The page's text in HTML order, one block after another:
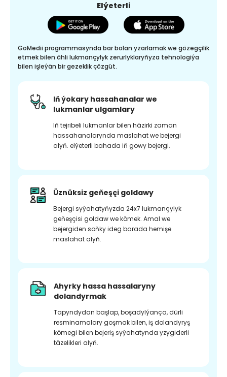
Elýeterli
GoMedii programmasynda bar bolan yzarlamak we gözegçilik
etmek bilen ähli lukmançylyk zerurlyklaryňyza tehnologiýa
bilen işleýän bir gezeklik çözgüt.
Iň ýokary hassahanalar we
lukmanlar ulgamlary
Iň tejribeli lukmanlar bilen häzirki zaman
hassahanalarynda maslahat we bejergi
alyň. elýeterli bahada iň gowy bejergi.
Üznüksiz geňeşçi goldawy
Bejergi syýahatyňyzda 24x7 lukmançylyk
geňeşçisi goldaw we kömek. Amal we
bejergiden soňky ideg barada hemişe
maslahat alyň.
Ahyrky hassa hassalaryny
dolandyrmak
Tapyndydan başlap, boşadylýança, dürli
resminamalary goşmak bilen, iş dolandyryş
kömegi bilen bejeriş syýahatynda yzygiderli
täzelikleri alyň.